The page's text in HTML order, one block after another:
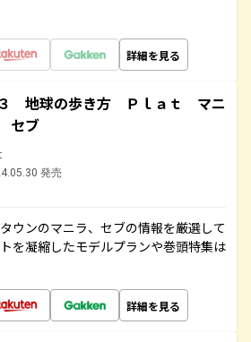
詳細を見る
地球の歩き方 Ｐｌａｔ マニ
セブ
発売
ウンのマニラ、セブの情報を厳選して
を凝縮したモデルプランや巻頭特集は
詳細を見る